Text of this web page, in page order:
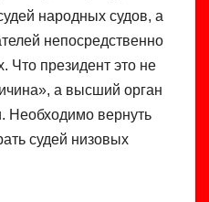
народных судов, а
непосредственно
Что президент это не
а высший орган
Необходимо вернуть
судей низовых